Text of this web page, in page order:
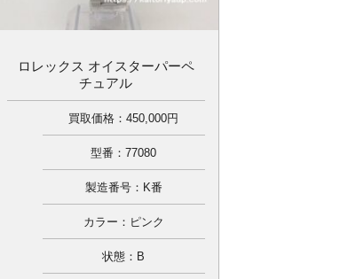
ロレックス オイスターパーペ
チュアル
買取価格：450,000円
型番：77080
製造番号：K番
カラー：ピンク
状態：B